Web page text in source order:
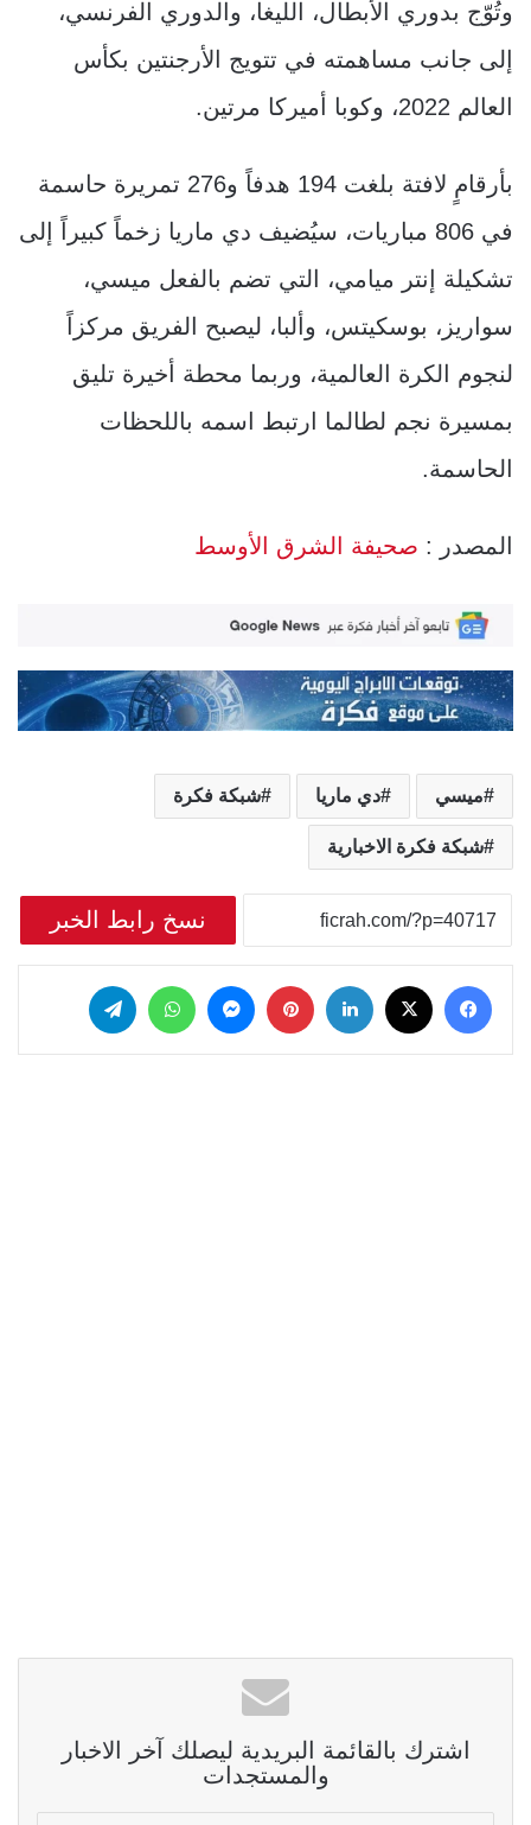
وتُوّج بدوري الأبطال، الليغا، والدوري الفرنسي،
إلى جانب مساهمته في تتويج الأرجنتين بكأس
العالم 2022، وكوبا أميركا مرتين.
بأرقامٍ لافتة بلغت 194 هدفاً و276 تمريرة حاسمة
في 806 مباريات، سيُضيف دي ماريا زخماً كبيراً إلى
تشكيلة إنتر ميامي، التي تضم بالفعل ميسي،
سواريز، بوسكيتس، وألبا، ليصبح الفريق مركزاً
لنجوم الكرة العالمية، وربما محطة أخيرة تليق
بمسيرة نجم لطالما ارتبط اسمه باللحظات
الحاسمة.
المصدر : صحيفة الشرق الأوسط
ميسي دي ماريا شبكة فكرة
شبكة فكرة الاخبارية
نسخ رابط الخبر
فيسبوك لينكدإن بينتيريست
ماسنجر واتساب
اشترك بالقائمة البريدية ليصلك آخر الاخبار
والمستجدات